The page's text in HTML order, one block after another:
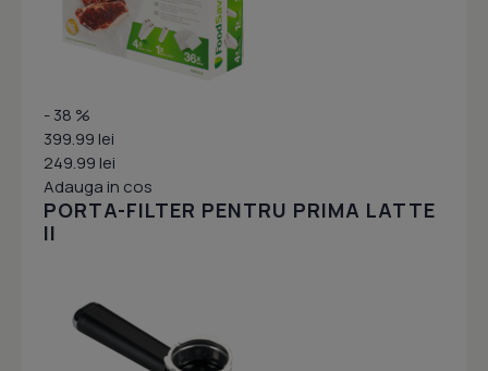
- 38 %
399.99 lei
249.99 lei
Adauga in cos
PORTA-FILTER PENTRU PRIMA LATTE
II